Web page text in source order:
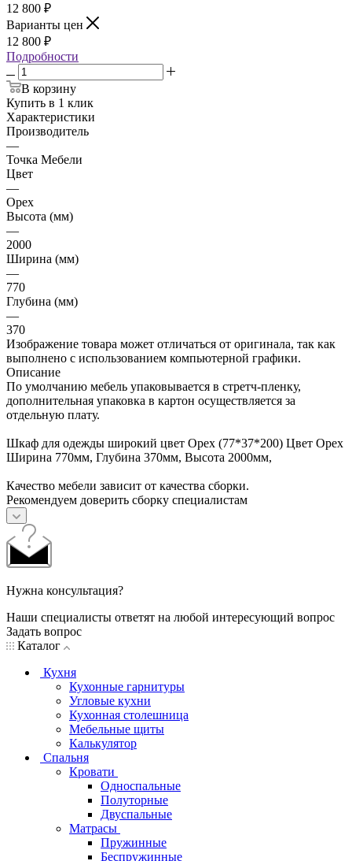
12 800 ₽
Варианты цен
12 800 ₽
Подробности
В корзину
Купить в 1 клик
Характеристики
Производитель
—
Точка Мебели
Цвет
—
Орех
Высота (мм)
—
2000
Ширина (мм)
—
770
Глубина (мм)
—
370
Изображение товара может отличаться от оригинала, так как
выполнено с использованием компьютерной графики.
Описание
По умолчанию мебель упаковывается в стретч-пленку,
дополнительная упаковка в картон осуществляется за
отдельную плату.
Шкаф для одежды широкий цвет Орех (77*37*200) Цвет Орех
Ширина 770мм, Глубина 370мм, Высота 2000мм,
Качество мебели зависит от качества сборки.
Рекомендуем доверить сборку специалистам
Нужна консультация?
Наши специалисты ответят на любой интересующий вопрос
Задать вопрос
Каталог
Кухня
Кухонные гарнитуры
Угловые кухни
Кухонная столешница
Мебельные щиты
Калькулятор
Спальня
Кровати
Односпальные
Полуторные
Двуспальные
Матрасы
Пружинные
Беспружинные